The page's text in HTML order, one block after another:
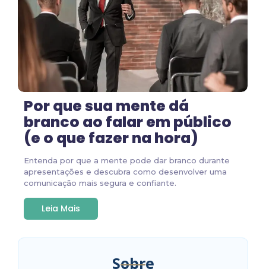
Por que sua mente dá
branco ao falar em público
(e o que fazer na hora)
Entenda por que a mente pode dar branco durante
apresentações e descubra como desenvolver uma
comunicação mais segura e confiante.
Leia Mais
Sobre